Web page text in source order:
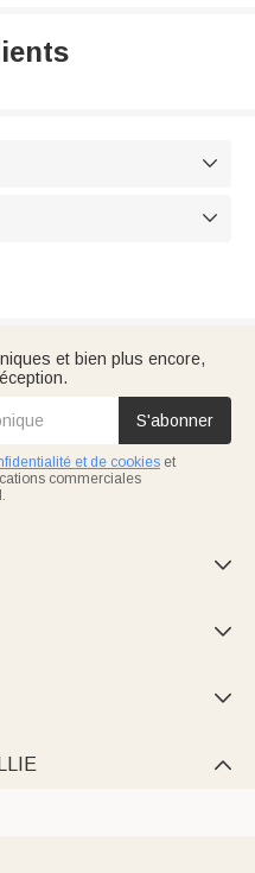


et bien plus encore,
S'abonner
et de cookies et
commerciales



